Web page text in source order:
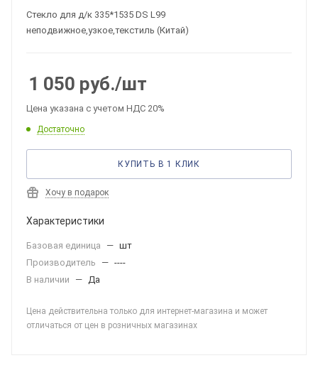
Стекло для д/к 335*1535 DS L99
неподвижное,узкое,текстиль (Китай)
1 050 руб./шт
Цена указана с учетом НДС 20%
Достаточно
КУПИТЬ В 1 КЛИК
Хочу в подарок
Характеристики
Базовая единица — шт
Производитель
— ----
В наличии
— Да
Цена действительна только для интернет-магазина и может
отличаться от цен в розничных магазинах